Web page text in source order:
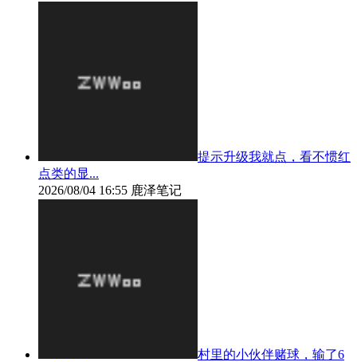
提示升级我就点，看不惯红
点类的显...
2026/08/04 16:55 鹿泽笔记
村里的小伙伴赌球，输了6